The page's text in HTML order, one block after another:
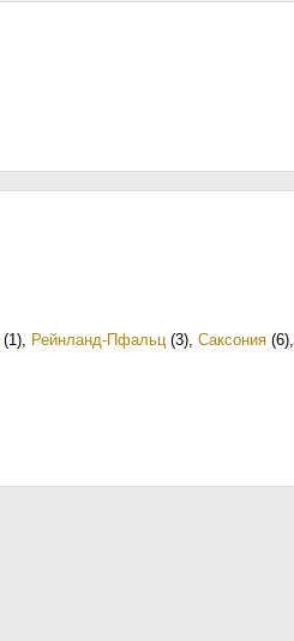
(1), Рейнланд-Пфальц(3), Саксония (6),